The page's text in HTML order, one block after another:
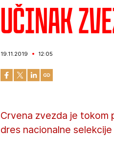
Učinak
19.11.2019 12:05
Crvena zvezda je tokom
dres nacionalne